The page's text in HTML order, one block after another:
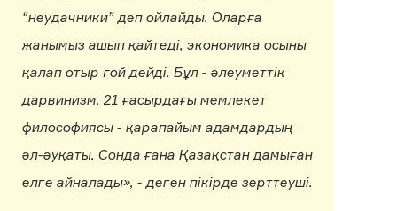
“неудачники” деп ойлайды. Оларға
жанымыз ашып қайтеді, экономика осыны
қалап отыр ғой дейді. Бұл - әлеуметтік
дарвинизм. 21 ғасырдағы мемлекет
философиясы - қарапайым адамдардың
әл-әуқаты. Сонда ғана Қазақстан дамыған
елге айналады», - деген пікірде зерттеуші.